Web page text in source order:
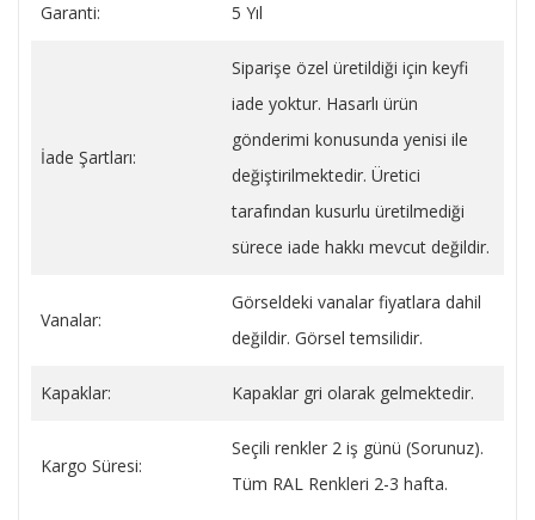
Garanti: 5 Yıl
İade Şartları:
Siparişe özel üretildiği için keyfi
iade yoktur. Hasarlı ürün
gönderimi konusunda yenisi ile
değiştirilmektedir. Üretici
tarafından kusurlu üretilmediği
sürece iade hakkı mevcut değildir.
Vanalar:
Görseldeki vanalar fiyatlara dahil
değildir. Görsel temsilidir.
Kapaklar: Kapaklar gri olarak gelmektedir.
Kargo Süresi:
Seçili renkler 2 iş günü (Sorunuz).
Tüm RAL Renkleri 2-3 hafta.